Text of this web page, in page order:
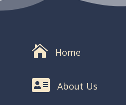
 Home
 About Us